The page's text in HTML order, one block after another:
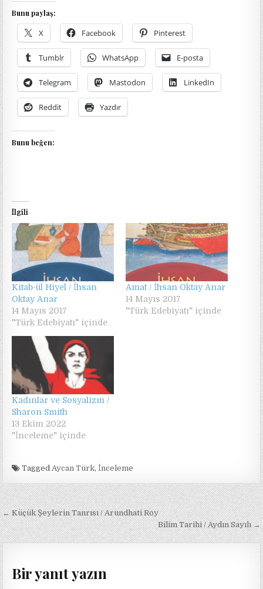
Bunu paylaş:
X Facebook Pinterest
Tumblr WhatsApp E-posta
Telegram Mastodon LinkedIn
Reddit Yazdır
Bunu beğen:
İlgili
Kitab-ül Hiyel / İhsan
Oktay Anar
14 Mayıs 2017
"Türk Edebiyatı" içinde
Amat / İhsan Oktay Anar
14 Mayıs 2017
"Türk Edebiyatı" içinde
Kadınlar ve Sosyalizm /
Sharon Smith
13 Ekim 2022
"İnceleme" içinde
TaggedAycan Türk, İnceleme
Yazı
gezinmesi
← Küçük Şeylerin Tanrısı / Arundhati Roy
Bilim Tarihi / Aydın Sayılı →
Bir yanıt yazın